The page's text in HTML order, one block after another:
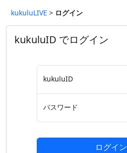
kukuluLIVE > ログイン
kukuluID でログイン
kukuluID
パスワード
ログイン